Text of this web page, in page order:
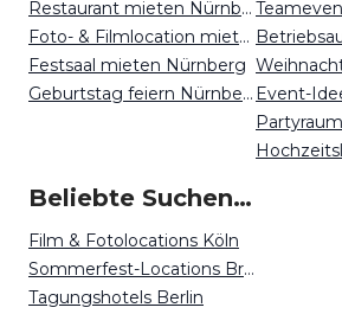
Restaurant mieten Nürnberg
Foto- & Filmlocation mieten Nürnberg
Festsaal mieten Nürnberg
Geburtstag feiern Nürnberg Event-
Beliebte Suchen auf Event Inc
Film & Fotolocations Köln
Sommerfest-Locations Bremen
Tagungshotels Berlin